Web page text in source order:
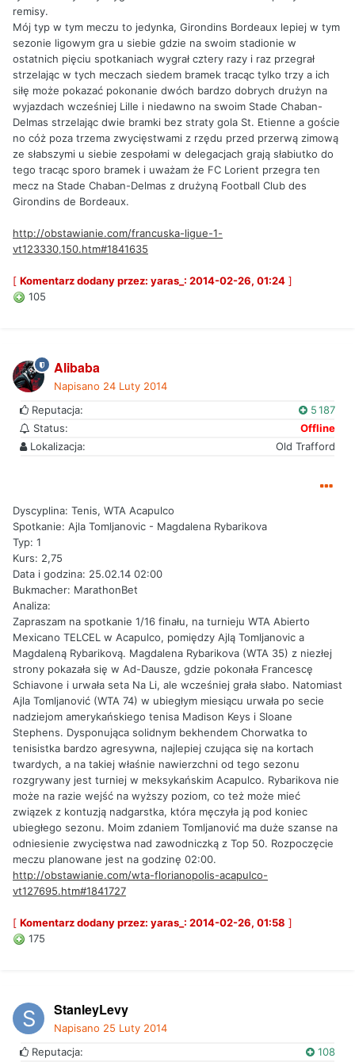
remisy.
Mój typ w tym meczu to jedynka, Girondins Bordeaux lepiej w tym
sezonie ligowym gra u siebie gdzie na swoim stadionie w
ostatnich pięciu spotkaniach wygrał cztery razy i raz przegrał
strzelając w tych meczach siedem bramek tracąc tylko trzy a ich
siłę może pokazać pokonanie dwóch bardzo dobrych drużyn na
wyjazdach wcześniej Lille i niedawno na swoim Stade Chaban-
Delmas strzelając dwie bramki bez straty gola St. Etienne a goście
no cóż poza trzema zwycięstwami z rzędu przed przerwą zimową
ze słabszymi u siebie zespołami w delegacjach grają słabiutko do
tego tracąc sporo bramek i uważam że FC Lorient przegra ten
mecz na Stade Chaban-Delmas z drużyną Football Club des
Girondins de Bordeaux.
http://obstawianie.com/francuska-ligue-1-
vt123330,150.htm#1841635
[ Komentarz dodany przez: yaras_: 2014-02-26, 01:24 ]
105
Alibaba
Napisano 24 Luty 2014
Reputacja:
5 187
Status:
Offline
Lokalizacja:
Old Trafford
Dyscyplina: Tenis, WTA Acapulco
Spotkanie: Ajla Tomljanovic - Magdalena Rybarikova
Typ: 1
Kurs: 2,75
Data i godzina: 25.02.14 02:00
Bukmacher: MarathonBet
Analiza:
Zapraszam na spotkanie 1/16 finału, na turnieju WTA Abierto
Mexicano TELCEL w Acapulco, pomiędzy Ajlą Tomljanovic a
Magdaleną Rybarikovą. Magdalena Rybarikova (WTA 35) z niezłej
strony pokazała się w Ad-Dausze, gdzie pokonała Francescę
Schiavone i urwała seta Na Li, ale wcześniej grała słabo. Natomiast
Ajla Tomljanović (WTA 74) w ubiegłym miesiącu urwała po secie
nadziejom amerykańskiego tenisa Madison Keys i Sloane
Stephens. Dysponująca solidnym bekhendem Chorwatka to
tenisistka bardzo agresywna, najlepiej czująca się na kortach
twardych, a na takiej właśnie nawierzchni od tego sezonu
rozgrywany jest turniej w meksykańskim Acapulco. Rybarikova nie
może na razie wejść na wyższy poziom, co też może mieć
związek z kontuzją nadgarstka, która męczyła ją pod koniec
ubiegłego sezonu. Moim zdaniem Tomljanović ma duże szanse na
odniesienie zwycięstwa nad zawodniczką z Top 50. Rozpoczęcie
meczu planowane jest na godzinę 02:00.
http://obstawianie.com/wta-florianopolis-acapulco-
vt127695.htm#1841727
[ Komentarz dodany przez: yaras_: 2014-02-26, 01:58 ]
175
StanleyLevy
Napisano 25 Luty 2014
Reputacja:
108